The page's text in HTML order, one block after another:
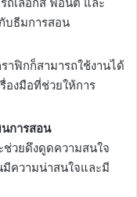
บธีมการสอน
าฟิกก็สามารถใช้งานได้
องมือที่ช่วยให้การ
นการสอน
ช่วยดึงดูดความสนใจ
มีความน่าสนใจและมี